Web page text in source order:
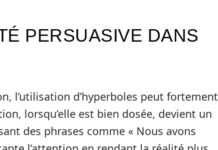
PERSUASIVE DANS
l’utilisation d’hyperboles peut fortement
lorsqu’elle est bien dosée, devient un
des phrases comme « Nous avons